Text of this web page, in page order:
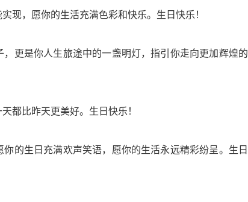
现，愿你的生活充满色彩和快乐。生日快乐！
更是你人生旅途中的一盏明灯，指引你走向更加辉煌的
都比昨天更美好。生日快乐！
的生日充满欢声笑语，愿你的生活永远精彩纷呈。生日